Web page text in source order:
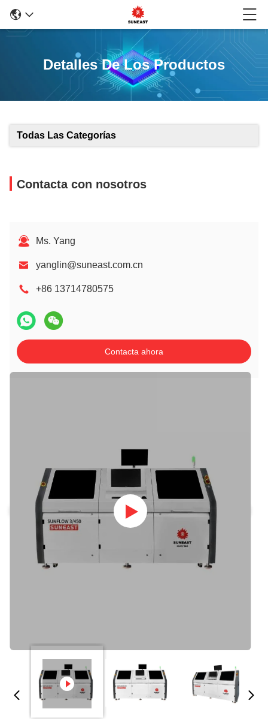
Detalles De Los Productos
Todas Las Categorías
Contacta con nosotros
Ms. Yang
yanglin@suneast.com.cn
+86 13714780575
Contacta ahora